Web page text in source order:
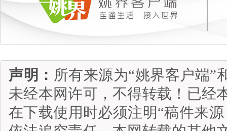
声明： 所有来源为“姚界客户端”
未经本网许可，不得转载！已经
在下载使用时必须注明“稿件来